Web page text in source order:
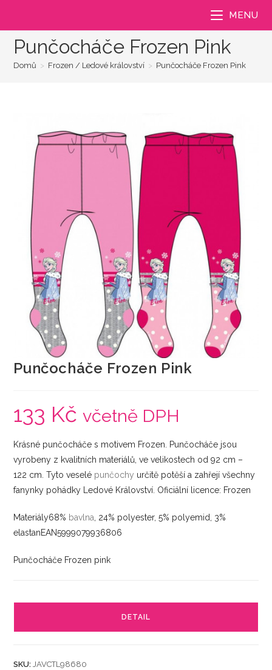
MENU
Punčocháče Frozen Pink
Domů > Frozen / Ledové království > Punčocháče Frozen Pink
Punčocháče Frozen Pink
133 Kč včetně DPH
Krásné punčocháče s motivem Frozen. Punčocháče jsou
vyrobeny z kvalitních materiálů, ve velikostech od 92 cm –
122 cm. Tyto veselé punčochy určitě potěší a zahřejí všechny
fanynky pohádky Ledové Království. Oficiální licence: Frozen
Materiály68% bavlna , 24% polyester, 5% polyemid, 3%
elastanEAN5999079936806
Punčocháče Frozen pink
DETAIL
SKU:JAVCTL98680